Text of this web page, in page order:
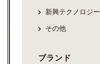
新興テクノロジー
その他
ブランド